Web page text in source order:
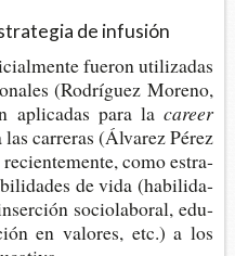
de infusión
fue­ron uti­li­za­das
(Rodrí­guez Moreno,
apli­ca­das para la career
carre­ras (Álva­rez Pérez
como estra­
de vida (habi­li­da­
socio­la­bo­ral, edu­
en valo­res, etc.) a los